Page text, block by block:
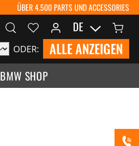
ÜBER 4.500 PARTS UND ACCESSORIES
ODER: ALLE ANZEIGEN
DE
BMW SHOP